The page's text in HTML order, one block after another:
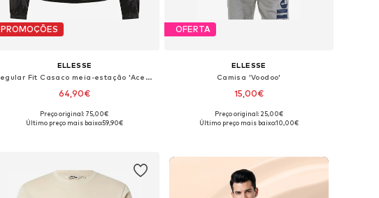
PROMOÇÕES
ELLESSE
Regular Fit Casaco meia-estação 'Acera'
64,90€
Tamanhos disponíveis: M, L, XL, XXL
Preço original: 75,00€
Último preço mais baixo:59,90€
OFERTA
ELLESSE
Camisa 'Voodoo'
15,00€
Tamanhos disponíveis: S, M, L, XL
Preço original: 25,00€
Último preço mais baixo:10,00€